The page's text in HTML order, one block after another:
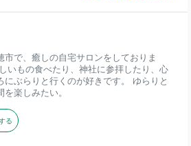
市で、癒しの自宅サロンをしておりま
いもの食べたり、神社に参拝したり、心
にぶらりと行くのが好きです。 ゆらりと
楽しみたい。
る